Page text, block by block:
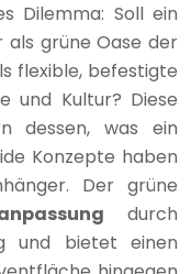
Dilemma: Soll ein
grüne Oase der
flexible, befestigte
und Kultur? Diese
dessen, was ein
Konzepte haben
Der grüne
durch
und bietet einen